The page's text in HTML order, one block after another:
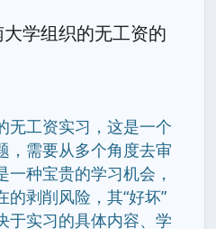
学组织的无工资的
无工资实习，这是一个
，需要从多个角度去审
一种宝贵的学习机会，
的剥削风险，其“好坏”
于实习的具体内容、学